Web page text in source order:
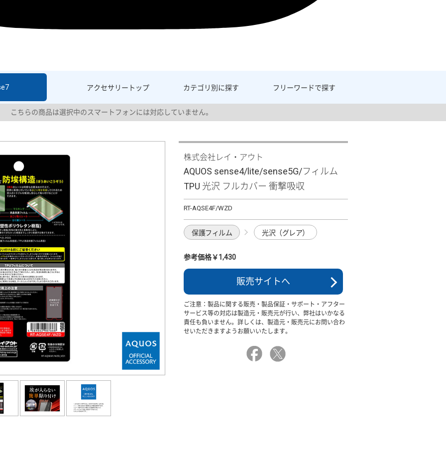
アクセサリー トップ カテゴリ別に探す フリーワードで探す
こちらの商品は選択中のスマートフォンには対応していません。
株式会社レイ・アウト
AQUOS sense4/lite/sense5G/フィルム
TPU 光沢 フルカバー 衝撃吸収
RT-AQSE4F/WZD
保護フィルム 光沢（グレア）
参考価格￥1,430
販売サイトへ
ご注意：製品に関する販売・製品保証・サポート・アフター
サービス等の対応は製造元・販売元が行い、弊社はいかなる
責任も負いません。詳しくは、製造元・販売元にお問い合わ
せいただきますようお願いいたします。